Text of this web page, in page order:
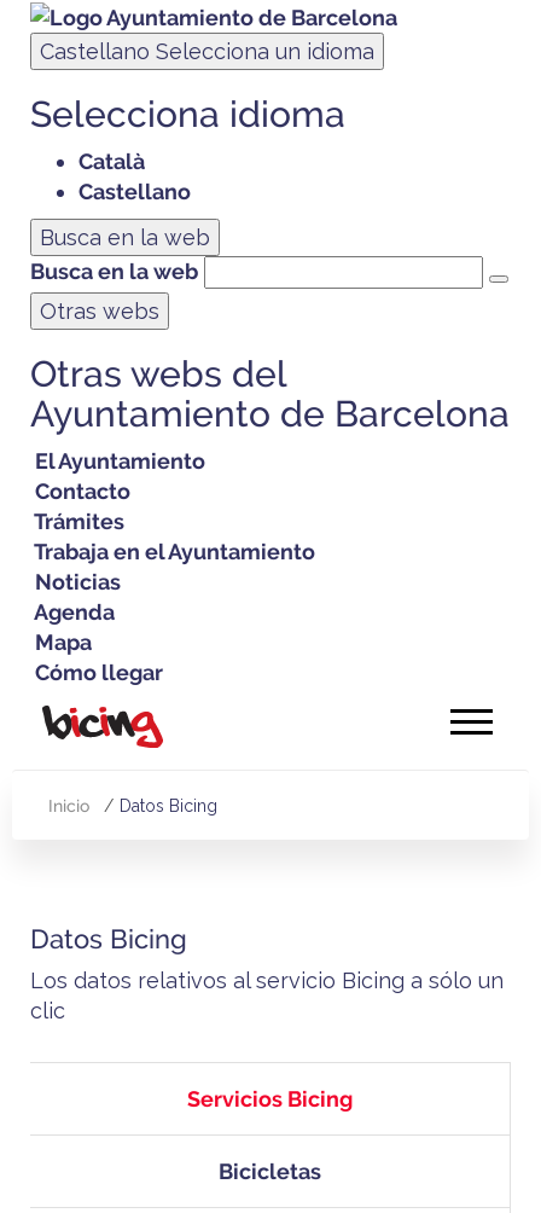
Castellano Selecciona un idioma
Selecciona idioma
Català
Castellano
Busca en la web
Busca en la web
Otras webs
Otras webs del
Ayuntamiento de Barcelona
El Ayuntamiento
Contacto
Trámites
Trabaja en el Ayuntamiento
Noticias
Agenda
Mapa
Cómo llegar
Pasar
principal
ayuda
a
la
navegación
Inicio Datos Bicing
Datos Bicing
Los datos relativos al servicio Bicing a sólo un
clic
Servicios Bicing
Bicicletas